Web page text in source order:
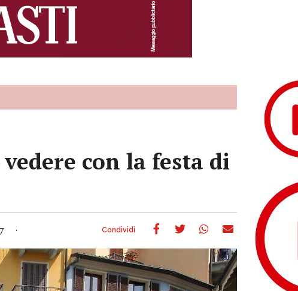
con la festa di